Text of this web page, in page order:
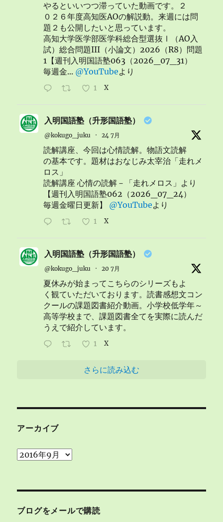
やるといいつつ滞っていた動画です。２
０２６年度高知医AOの解説動。来週には問
題２も公開したいと思っています。
高知大学医学部医学科総合型選抜Ⅰ（AO入
試）総合問題III（小論文）2026（R8）問題
1【週刊入明国語塾063（2026_07_31）
毎週金... @YouTubeより
1 X
入明国語塾（升形国語塾）
@kokugo_juku · 24 7月
読解講座、今回は心情読解。物語文読解
の基本です。題材はおなじみ太宰治「走れメ
ロス」
読解講座 心情の読解－「走れメロス」より
【週刊入明国語塾062（2026_07_24）
毎週金曜日更新】 @YouTubeより
1 X
入明国語塾（升形国語塾）
@kokugo_juku · 20 7月
夏休みが始まってこちらのシリーズもよ
く観ていただいております。読書感想文コン
クールの課題図書紹介動画。小学校低学年～
高等学校まで、課題図書全てを実際に読んだ
うえで紹介しています。
1 X
さらに読み込む
アーカイブ
ア
ブ
ブログをメールで購読